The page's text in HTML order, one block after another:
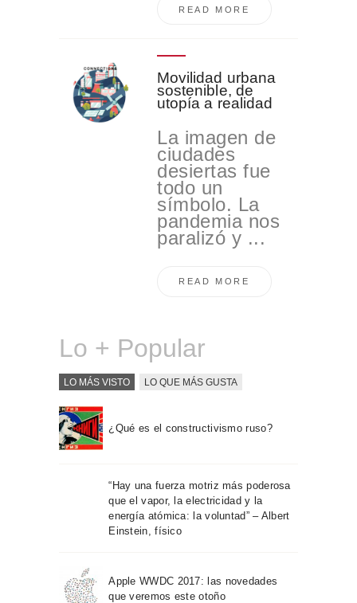
READ MORE
Movilidad urbana
sostenible, de
utopía a realidad
La imagen de
ciudades
desiertas fue
todo un
símbolo. La
pandemia nos
paralizó y ...
READ MORE
Lo + Popular
LO MÁS VISTO LO QUE MÁS GUSTA
¿Qué es el constructivismo ruso?
“Hay una fuerza motriz más poderosa
que el vapor, la electricidad y la
energía atómica: la voluntad” – Albert
Einstein, físico
Apple WWDC 2017: las novedades
que veremos este otoño